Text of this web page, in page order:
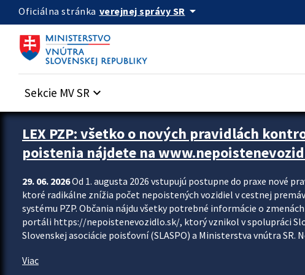
Preskocit na hlavný obsah
Oficiálna stránka verejnej správy SR arrow_drop_down
Sekcie MV SR keyboard_arrow_down
Zastavit automatický posun upútavok
LEX PZP: všetko o nových pravidlách
poistenia nájdete na
29. 06. 2026Od 1. augusta 2026 vstupujú postupne do praxe nové
ktoré radikálne znížia počet nepoistených vozidiel v cestnej
systému PZP. Občania nájdu všetky potrebné informácie o
portáli https://nepoistenevozidlo.sk/, ktorý vznikol v spolupráci
Slovenskej asociácie poisťovní (SLASPO) a Ministerstva vnútra SR.
Viac